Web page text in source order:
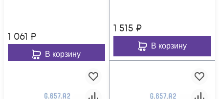
1 061 ₽
В корзину
1 515 ₽
В корзину